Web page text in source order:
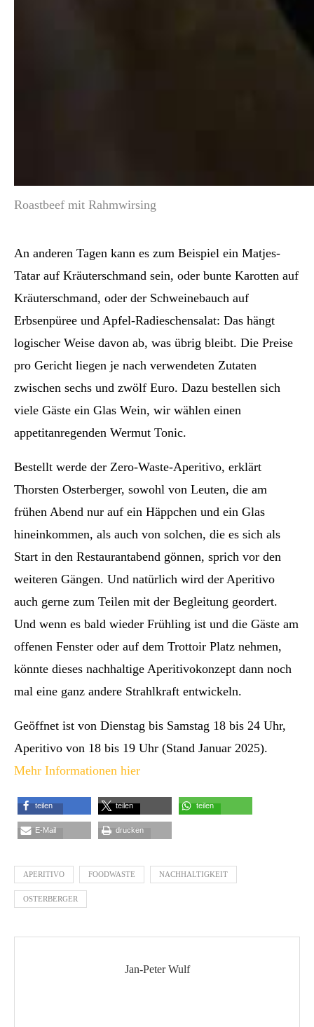
Roastbeef mit Rahmwirsing
An anderen Tagen kann es zum Beispiel ein Matjes-
Tatar auf Kräuterschmand sein, oder bunte Karotten auf
Kräuterschmand, oder der Schweinebauch auf
Erbsenpüree und Apfel-Radieschensalat: Das hängt
logischer Weise davon ab, was übrig bleibt. Die Preise
pro Gericht liegen je nach verwendeten Zutaten
zwischen sechs und zwölf Euro. Dazu bestellen sich
viele Gäste ein Glas Wein, wir wählen einen
appetitanregenden Wermut Tonic.
Bestellt werde der Zero-Waste-Aperitivo, erklärt
Thorsten Osterberger, sowohl von Leuten, die am
frühen Abend nur auf ein Häppchen und ein Glas
hineinkommen, als auch von solchen, die es sich als
Start in den Restaurantabend gönnen, sprich vor den
weiteren Gängen. Und natürlich wird der Aperitivo
auch gerne zum Teilen mit der Begleitung geordert.
Und wenn es bald wieder Frühling ist und die Gäste am
offenen Fenster oder auf dem Trottoir Platz nehmen,
könnte dieses nachhaltige Aperitivokonzept dann noch
mal eine ganz andere Strahlkraft entwickeln.
Geöffnet ist von Dienstag bis Samstag 18 bis 24 Uhr,
Aperitivo von 18 bis 19 Uhr (Stand Januar 2025).
Mehr Informationen hier
teilen teilen teilen
E-Mail drucken
APERITIVO FOODWASTE NACHHALTIGKEIT
OSTERBERGER
Jan-Peter Wulf